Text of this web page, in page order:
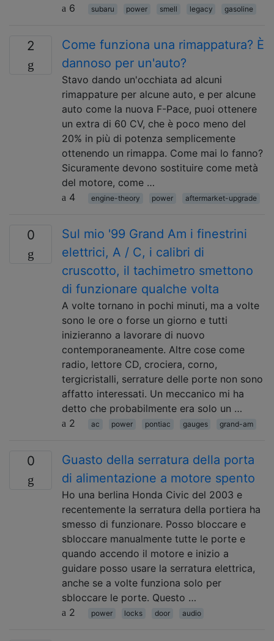
6
subaru power smell legacy gasoline
2
Come funziona una rimappatura? È
dannoso per un'auto?
Stavo dando un'occhiata ad alcuni
rimappature per alcune auto, e per alcune
auto come la nuova F-Pace, puoi ottenere
un extra di 60 CV, che è poco meno del
20% in più di potenza semplicemente
ottenendo un rimappa. Come mai lo fanno?
Sicuramente devono sostituire come metà
del motore, come …
4
engine-theory power aftermarket-upgrade
0
Sul mio '99 Grand Am i finestrini
elettrici, A / C, i calibri di
cruscotto, il tachimetro smettono
di funzionare qualche volta
A volte tornano in pochi minuti, ma a volte
sono le ore o forse un giorno e tutti
inizieranno a lavorare di nuovo
contemporaneamente. Altre cose come
radio, lettore CD, crociera, corno,
tergicristalli, serrature delle porte non sono
affatto interessati. Un meccanico mi ha
detto che probabilmente era solo un …
2
ac power pontiac gauges grand-am
0
Guasto della serratura della porta
di alimentazione a motore spento
Ho una berlina Honda Civic del 2003 e
recentemente la serratura della portiera ha
smesso di funzionare. Posso bloccare e
sbloccare manualmente tutte le porte e
quando accendo il motore e inizio a
guidare posso usare la serratura elettrica,
anche se a volte funziona solo per
sbloccare le porte. Questo …
2
power locks door audio